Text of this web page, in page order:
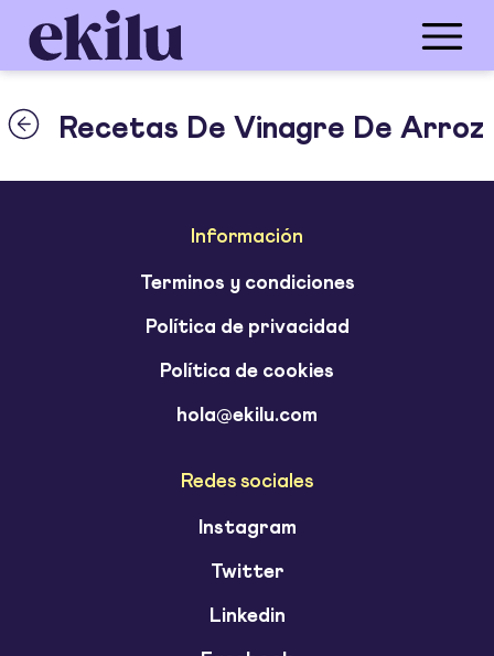
Recetas De Vinagre De Arroz
Información
Terminos y condiciones
Política de privacidad
Política de cookies
hola@ekilu.com
Redes sociales
Instagram
Twitter
Linkedin